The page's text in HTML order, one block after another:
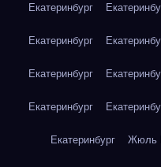
Екатеринбург
Екатеринбург
Екатеринбург
Екатеринбург
Екатеринбург Жюль